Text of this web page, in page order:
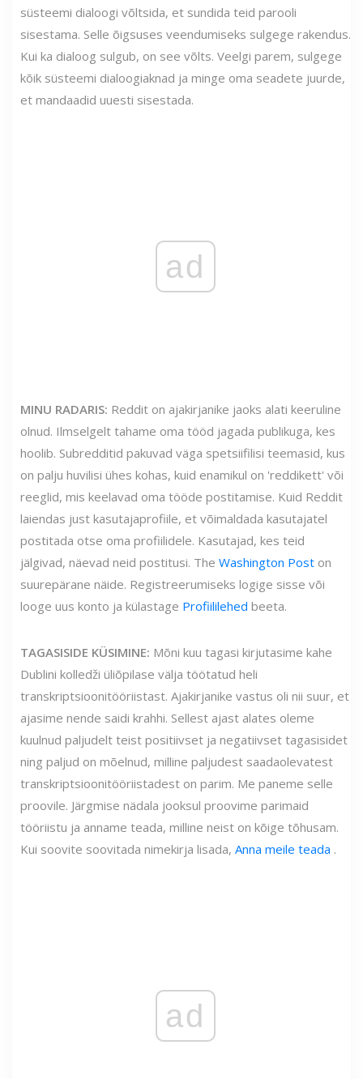
süsteemi dialoogi võltsida, et sundida teid parooli
sisestama. Selle õigsuses veendumiseks sulgege rakendus.
Kui ka dialoog sulgub, on see võlts. Veelgi parem, sulgege
kõik süsteemi dialoogiaknad ja minge oma seadete juurde,
et mandaadid uuesti sisestada.
ad
MINU RADARIS: Reddit on ajakirjanike jaoks alati keeruline
olnud. Ilmselgelt tahame oma tööd jagada publikuga, kes
hoolib. Subredditid pakuvad väga spetsiifilisi teemasid, kus
on palju huvilisi ühes kohas, kuid enamikul on 'reddikett' või
reeglid, mis keelavad oma tööde postitamise. Kuid Reddit
laiendas just kasutajaprofiile, et võimaldada kasutajatel
postitada otse oma profiilidele. Kasutajad, kes teid
jälgivad, näevad neid postitusi. The Washington Post on
suurepärane näide. Registreerumiseks logige sisse või
looge uus konto ja külastage Profiililehed beeta.
TAGASISIDE KÜSIMINE: Mõni kuu tagasi kirjutasime kahe
Dublini kolledži üliõpilase välja töötatud heli
transkriptsioonitööriistast. Ajakirjanike vastus oli nii suur, et
ajasime nende saidi krahhi. Sellest ajast alates oleme
kuulnud paljudelt teist positiivset ja negatiivset tagasisidet
ning paljud on mõelnud, milline paljudest saadaolevatest
transkriptsioonitööriistadest on parim. Me paneme selle
proovile. Järgmise nädala jooksul proovime parimaid
tööriistu ja anname teada, milline neist on kõige tõhusam.
Kui soovite soovitada nimekirja lisada, Anna meile teada .
ad